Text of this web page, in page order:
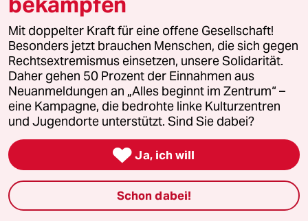
taz lab Infobrief
Veranstaltungen
Demnächst
Vor Ort
Vergangene
Mit doppelter Kraft für eine offene Gesellschaft!
Besonders jetzt brauchen Menschen, die sich gegen
Rechtsextremismus einsetzen, unsere Solidarität.
Daher gehen 50 Prozent der Einnahmen aus
Neuanmeldungen an „Alles beginnt im Zentrum“ –
eine Kampagne, die bedrohte linke Kulturzentren
und Jugendorte unterstützt. Sind Sie dabei?
 Ja, ich will
Schon dabei!